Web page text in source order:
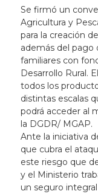
Se firmó un
Agricultura y
para la creación
además del pago
familiares con
Desarrollo Rural.
todos los
distintas escalas
podrá acceder al
la DGDR/ MGAP.
Ante la iniciativa
que cubra el
este riesgo que
y el Ministerio
un seguro